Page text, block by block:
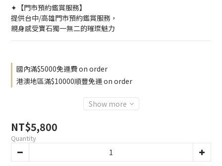
✦【門市預約鑑賞服務】
提供台中/高雄門市預約鑑賞服務，
親身感受寶石獨一無二的璀璨魅力
國內滿$5000免運費 on order
港澳地區滿$10000順豐免運 on order
Show more
NT$5,800
Quantity